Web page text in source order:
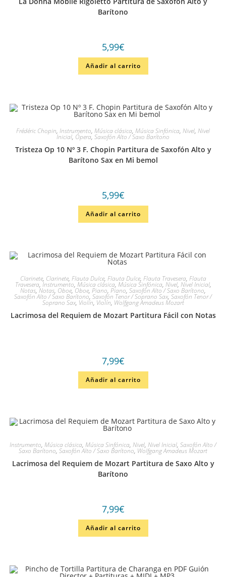
Barítono
5,99€
Añadir al carrito
Frédéric Chopin, Instrumento, Música clásica, Música Sinfónica, Nivel, Nivel
Inicial, Ópera, Saxofón Alto / Saxo Barítono
Tristeza Op 10 Nº 3 F. Chopin Partitura de Saxofón Alto y
Barítono Sax en Mi bemol
5,99€
Añadir al carrito
Clarinete, Clarinete, Flauta Dulce, Flauta Dulce, Flauta Travesera, Flauta
Travesera, Instrumento, Música clásica, Música Sinfónica, Nivel, Nivel Inicial,
Notas, Notas, Oboe,Oboe, Piano, Piano, Saxofón Alto / Saxo Barítono,
Saxofón Alto / Saxo Barítono, Saxofón Tenor / Soprano Sax, Saxofón Tenor /
Soprano Sax, Violín, Violín, Wolfgang Amadeus Mozart
Lacrimosa del Requiem de Mozart Partitura Fácil con Notas
7,99€
Añadir al carrito
Instrumento, Música clásica, Música Sinfónica, Nivel, Nivel Inicial, Saxofón Alto /
Saxo Barítono, Saxofón Alto / Saxo Barítono, Wolfgang Amadeus Mozart
Lacrimosa del Requiem de Mozart Partitura de Saxo Alto y
Barítono
7,99€
Añadir al carrito